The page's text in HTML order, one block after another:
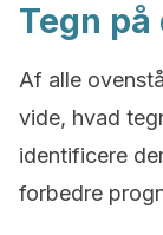
Tegn på
Af alle
vide, hvad
identificere
forbedre